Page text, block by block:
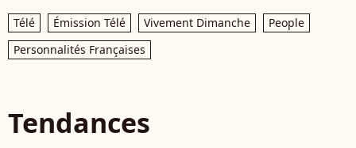
Télé Émission Télé Vivement Dimanche
People
Personnalités Françaises
Tendances